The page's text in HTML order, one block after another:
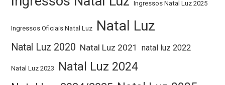
Ingressos Natal Luz 2025
Ingressos Oficiais Natal Luz Natal Luz
Natal Luz 2020 Natal Luz 2021 natal luz 2022
Natal Luz 2023 Natal Luz 2024